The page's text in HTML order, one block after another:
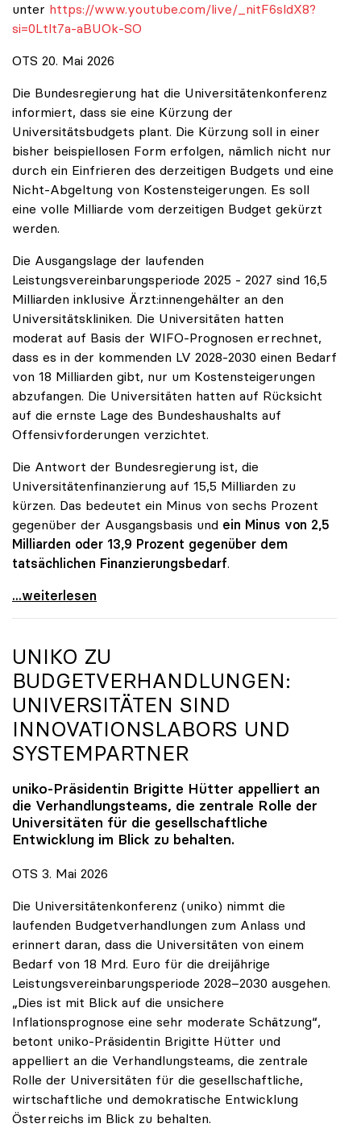
unter https://www.youtube.com/live/_nitF6sldX8?
si=0Ltlt7a-aBUOk-SO
OTS 20. Mai 2026
Die Bundesregierung hat die Universitätenkonferenz
informiert, dass sie eine Kürzung der
Universitätsbudgets plant. Die Kürzung soll in einer
bisher beispiellosen Form erfolgen, nämlich nicht nur
durch ein Einfrieren des derzeitigen Budgets und eine
Nicht-Abgeltung von Kostensteigerungen. Es soll
eine volle Milliarde vom derzeitigen Budget gekürzt
werden.
Die Ausgangslage der laufenden
Leistungsvereinbarungsperiode 2025 - 2027 sind 16,5
Milliarden inklusive Ärzt:innengehälter an den
Universitätskliniken. Die Universitäten hatten
moderat auf Basis der WIFO-Prognosen errechnet,
dass es in der kommenden LV 2028-2030 einen Bedarf
von 18 Milliarden gibt, nur um Kostensteigerungen
abzufangen. Die Universitäten hatten auf Rücksicht
auf die ernste Lage des Bundeshaushalts auf
Offensivforderungen verzichtet.
Die Antwort der Bundesregierung ist, die
Universitätenfinanzierung auf 15,5 Milliarden zu
kürzen. Das bedeutet ein Minus von sechs Prozent
gegenüber der Ausgangsbasis und ein Minus von 2,5
Milliarden oder 13,9 Prozent gegenüber dem
tatsächlichen Finanzierungsbedarf.
\"Österreich ist für die heimischen Universitäten
...weiterlesen
UNIKO ZU
BUDGETVERHANDLUNGEN:
UNIVERSITÄTEN SIND
INNOVATIONSLABORS UND
SYSTEMPARTNER
uniko-Präsidentin Brigitte Hütter appelliert an
die Verhandlungsteams, die zentrale Rolle der
Universitäten für die gesellschaftliche
Entwicklung im Blick zu behalten.
OTS 3. Mai 2026
Die Universitätenkonferenz (uniko) nimmt die
laufenden Budgetverhandlungen zum Anlass und
erinnert daran, dass die Universitäten von einem
Bedarf von 18 Mrd. Euro für die dreijährige
Leistungsvereinbarungsperiode 2028–2030 ausgehen.
„Dies ist mit Blick auf die unsichere
Inflationsprognose eine sehr moderate Schätzung“,
betont uniko-Präsidentin Brigitte Hütter und
appelliert an die Verhandlungsteams, die zentrale
Rolle der Universitäten für die gesellschaftliche,
wirtschaftliche und demokratische Entwicklung
Österreichs im Blick zu behalten.